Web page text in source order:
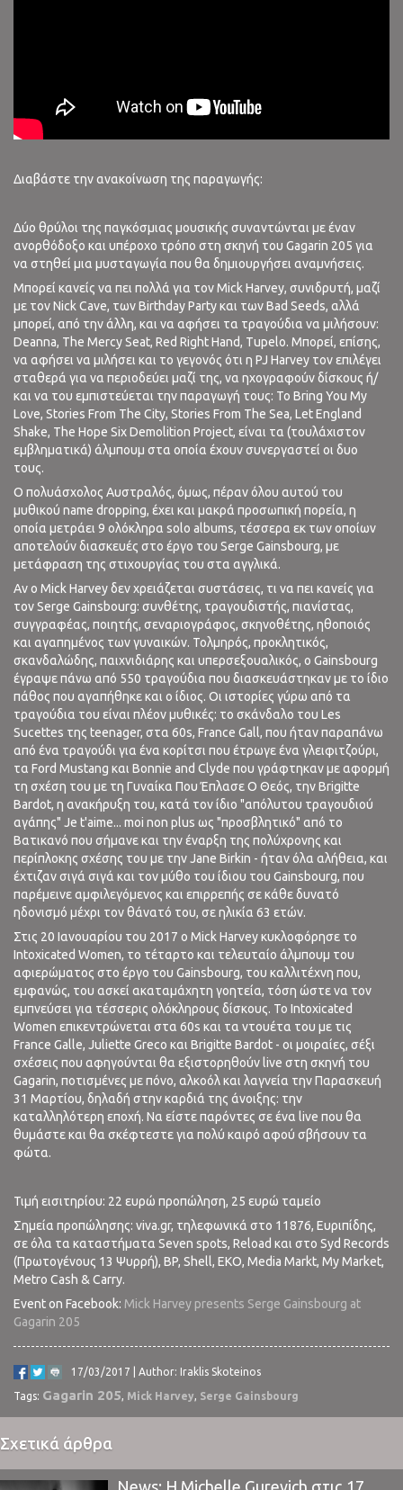
Διαβάστε την ανακοίνωση της παραγωγής:
Δύο θρύλοι της παγκόσμιας μουσικής συναντώνται με έναν
ανορθόδοξο και υπέροχο τρόπο στη σκηνή του Gagarin 205 για
να στηθεί μια μυσταγωγία που θα δημιουργήσει αναμνήσεις.
Μπορεί κανείς να πει πολλά για τον Mick Harvey, συνιδρυτή, μαζί
με τον Nick Cave, των Birthday Party και των Bad Seeds, αλλά
μπορεί, από την άλλη, και να αφήσει τα τραγούδια να μιλήσουν:
Deanna, The Mercy Seat, Red Right Hand, Tupelo. Μπορεί, επίσης,
να αφήσει να μιλήσει και το γεγονός ότι η PJ Harvey τον επιλέγει
σταθερά για να περιοδεύει μαζί της, να ηχογραφούν δίσκους ή/
και να του εμπιστεύεται την παραγωγή τους: To Bring You My
Love, Stories From The City, Stories From The Sea, Let England
Shake, The Hope Six Demolition Project, είναι τα (τουλάχιστον
εμβληματικά) άλμπουμ στα οποία έχουν συνεργαστεί οι δυο
τους.
Ο πολυάσχολος Αυστραλός, όμως, πέραν όλου αυτού του
μυθικού name dropping, έχει και μακρά προσωπική πορεία, η
οποία μετράει 9 ολόκληρα solo albums, τέσσερα εκ των οποίων
αποτελούν διασκευές στο έργο του Serge Gainsbourg, με
μετάφραση της στιχουργίας του στα αγγλικά.
Αν ο Mick Harvey δεν χρειάζεται συστάσεις, τι να πει κανείς για
τον Serge Gainsbourg: συνθέτης, τραγουδιστής, πιανίστας,
συγγραφέας, ποιητής, σεναριογράφος, σκηνοθέτης, ηθοποιός
και αγαπημένος των γυναικών. Τολμηρός, προκλητικός,
σκανδαλώδης, παιχνιδιάρης και υπερσεξουαλικός, ο Gainsbourg
έγραψε πάνω από 550 τραγούδια που διασκευάστηκαν με το ίδιο
πάθος που αγαπήθηκε και ο ίδιος. Οι ιστορίες γύρω από τα
τραγούδια του είναι πλέον μυθικές: το σκάνδαλο του Les
Sucettes της teenager, στα 60s, France Gall, που ήταν παραπάνω
από ένα τραγούδι για ένα κορίτσι που έτρωγε ένα γλειφιτζούρι,
τα Ford Mustang και Bonnie and Clyde που γράφτηκαν με αφορμή
τη σχέση του με τη Γυναίκα Που Έπλασε Ο Θεός, την Brigitte
Bardot, η ανακήρυξη του, κατά τον ίδιο "απόλυτου τραγουδιού
αγάπης" Je t'aime... moi non plus ως "προσβλητικό" από το
Βατικανό που σήμανε και την έναρξη της πολύχρονης και
περίπλοκης σχέσης του με την Jane Birkin - ήταν όλα αλήθεια, και
έχτιζαν σιγά σιγά και τον μύθο του ίδιου του Gainsbourg, που
παρέμεινε αμφιλεγόμενος και επιρρεπής σε κάθε δυνατό
ηδονισμό μέχρι τον θάνατό του, σε ηλικία 63 ετών.
Στις 20 Ιανουαρίου του 2017 ο Mick Harvey κυκλοφόρησε το
Intoxicated Women, το τέταρτο και τελευταίο άλμπουμ του
αφιερώματος στο έργο του Gainsbourg, του καλλιτέχνη που,
εμφανώς, του ασκεί ακαταμάχητη γοητεία, τόση ώστε να τον
εμπνεύσει για τέσσερις ολόκληρους δίσκους. Το Intoxicated
Women επικεντρώνεται στα 60s και τα ντουέτα του με τις
France Galle, Juliette Greco και Brigitte Bardot - οι μοιραίες, σέξι
σχέσεις που αφηγούνται θα εξιστορηθούν live στη σκηνή του
Gagarin, ποτισμένες με πόνο, αλκοόλ και λαγνεία την Παρασκευή
31 Μαρτίου, δηλαδή στην καρδιά της άνοιξης: την
καταλληλότερη εποχή. Να είστε παρόντες σε ένα live που θα
θυμάστε και θα σκέφτεστε για πολύ καιρό αφού σβήσουν τα
φώτα.
Τιμή εισιτηρίου: 22 ευρώ προπώληση, 25 ευρώ ταμείο
Σημεία προπώλησης: viva.gr, τηλεφωνικά στο 11876, Ευριπίδης,
σε όλα τα καταστήματα Seven spots, Reload και στο Syd Records
(Πρωτογένους 13 Ψυρρή), BP, Shell, EKO, Media Markt, My Market,
Metro Cash & Carry.
Event on Facebook: Mick Harvey presents Serge Gainsbourg at
Gagarin 205
17/03/2017 | Author: Iraklis Skoteinos
Tags: Gagarin 205, Mick Harvey, Serge Gainsbourg
Σχετικά άρθρα
News: Η Michelle Gurevich στις 17